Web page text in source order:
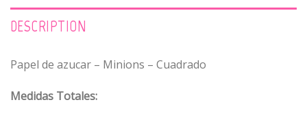
DESCRIPTION
Papel de azucar – Minions – Cuadrado
Medidas Totales: